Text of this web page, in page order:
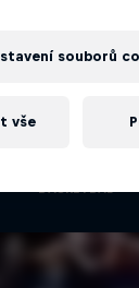
v Turecku.
souborů
vše